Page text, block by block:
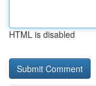
HTML is disabled